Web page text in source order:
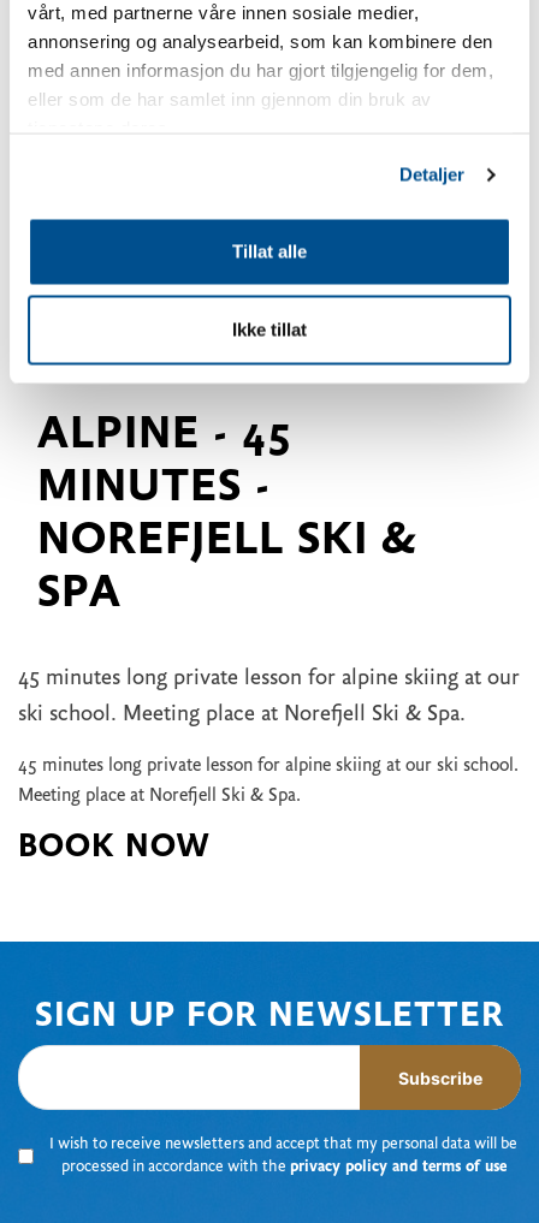
vårt, med partnerne våre innen sosiale medier,
annonsering og analysearbeid, som kan kombinere den
med annen informasjon du har gjort tilgjengelig for dem,
eller som de har samlet inn gjennom din bruk av
Detaljer
Tillat alle
Ikke tillat
ALPINE - 45
MINUTES -
NOREFJELL SKI &
SPA
45 minutes long private lesson for alpine skiing at our
ski school. Meeting place at Norefjell Ski & Spa.
45 minutes long private lesson for alpine skiing at our ski school.
Meeting place at Norefjell Ski & Spa.
BOOK NOW
SIGN UP FOR NEWSLETTER
Subscribe
I wish to receive newsletters and accept that my personal data will be
processed in accordance with the privacy policy and terms of use